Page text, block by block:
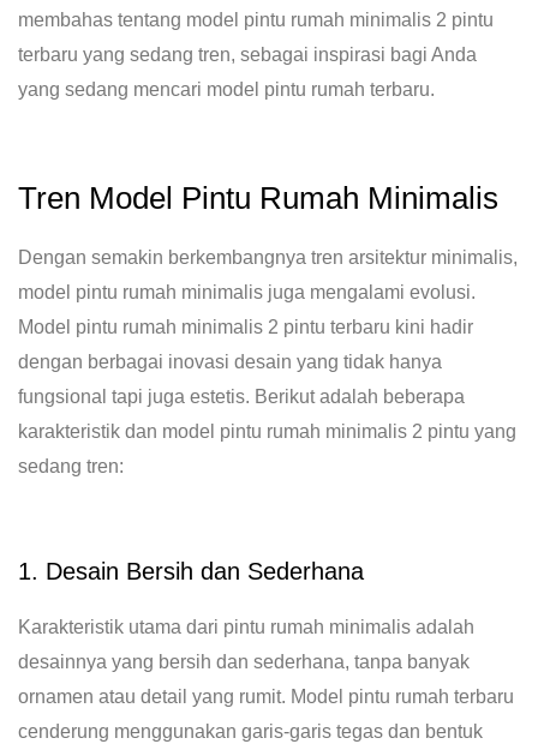
membahas tentang model pintu rumah minimalis 2 pintu
terbaru yang sedang tren, sebagai inspirasi bagi Anda
yang sedang mencari model pintu rumah terbaru.
Tren Model Pintu Rumah Minimalis
Dengan semakin berkembangnya tren arsitektur minimalis,
model pintu rumah minimalis juga mengalami evolusi.
Model pintu rumah minimalis 2 pintu terbaru kini hadir
dengan berbagai inovasi desain yang tidak hanya
fungsional tapi juga estetis. Berikut adalah beberapa
karakteristik dan model pintu rumah minimalis 2 pintu yang
sedang tren:
1. Desain Bersih dan Sederhana
Karakteristik utama dari pintu rumah minimalis adalah
desainnya yang bersih dan sederhana, tanpa banyak
ornamen atau detail yang rumit. Model pintu rumah terbaru
cenderung menggunakan garis-garis tegas dan bentuk